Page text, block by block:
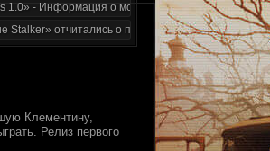
1.0» - Информация о моде за июнь 2020
Stalker» отчитались о проделанной работе
Клементину,
Релиз первого